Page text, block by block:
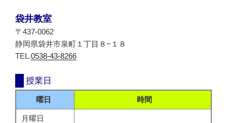
袋井教室
〒437-0062
静岡県袋井市泉町１丁目８−１８
TEL.0538-43-8266
授業日
曜日 時間
月曜日